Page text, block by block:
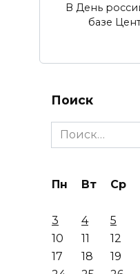
В День
базе
Поиск
Search
for:
Пн Вт Ср
3
4 5
10
11 12
17
18 19